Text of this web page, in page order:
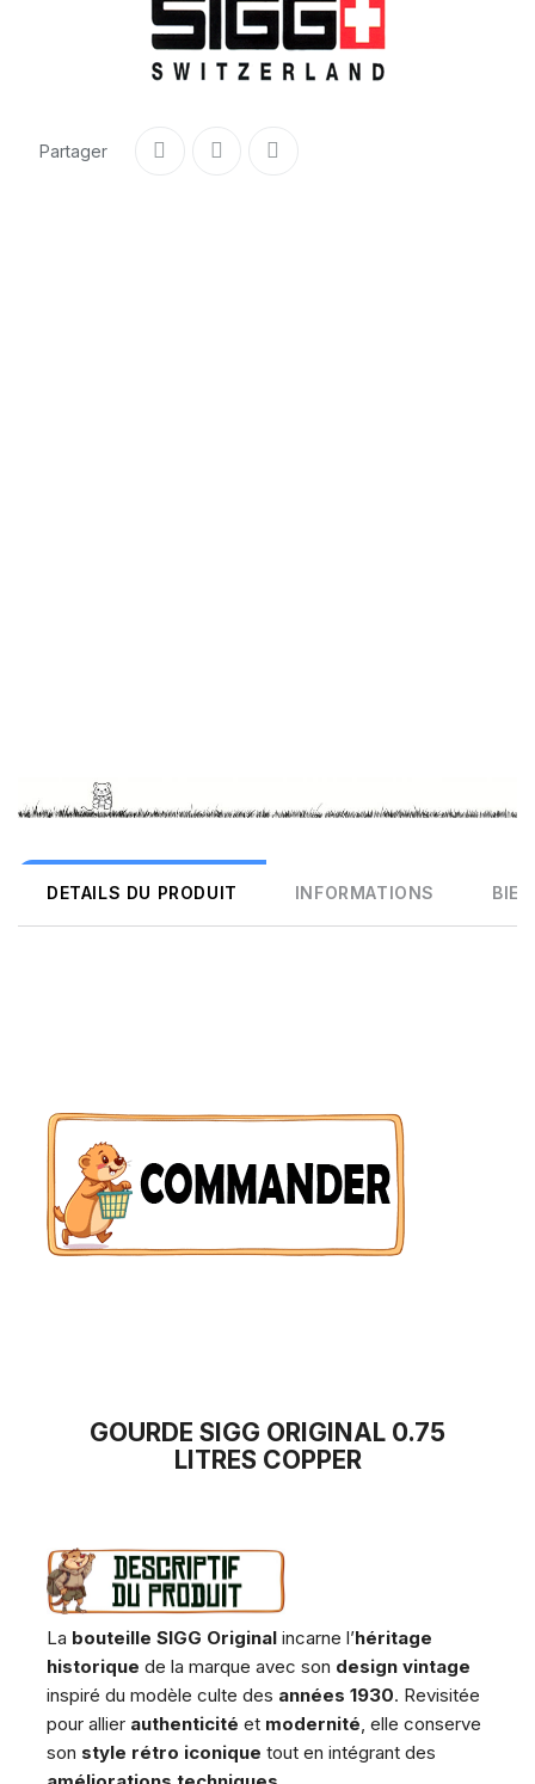
Partager
DETAILS DU PRODUIT INFORMATIONS
GOURDE SIGG ORIGINAL 0.75
LITRES COPPER
La bouteille SIGG Original incarne l’héritage
historique de la marque avec son design vintage
inspiré du modèle culte des années 1930. Revisitée
pour allier authenticité et modernité, elle conserve
son style rétro iconique tout en intégrant des